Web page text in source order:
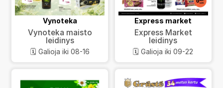
Vynoteka
Vynoteka maisto
leidinys
🗓️ Galioja iki 08-16
Express market
Express Market
leidinys
🗓️ Galioja iki 09-22